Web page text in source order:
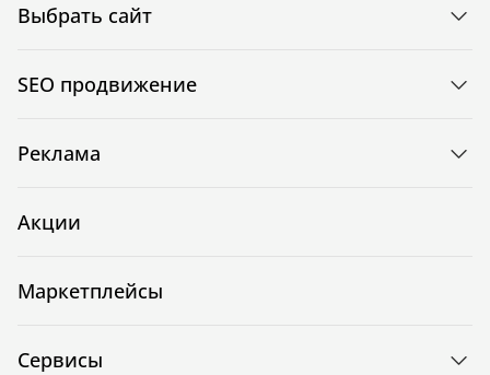
Выбрать сайт
SEO продвижение
Реклама
Акции
Маркетплейсы
Сервисы